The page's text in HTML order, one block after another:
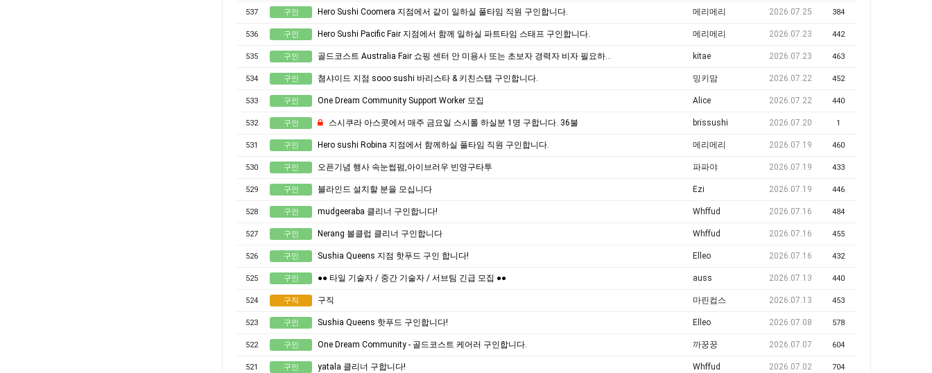
537 구인 Hero Sushi Coomera 지점에서 같이 일하실 풀타임 직원 구인합니다. 메리메리 2026.07.25 384
536 구인 Hero Sushi Pacific Fair 지점에서 함께 일하실 파트타임 스태프 구인합니다. 메리메리 2026.07.23 442
535 구인 골드코스트 Australia Fair 쇼핑 센터 안 미용사 또는 초보자 경력자 비자 필요하신분 kitae 2026.07.23 463
534 구인 쳠샤이드 지점 sooo sushi 바리스타 & 키친스탭 구인합니다. 밍키맘 2026.07.22 452
533 구인 One Dream Community Support Worker 모집 Alice 2026.07.22 440
532 구인 스시쿠라 아스콧에서 매주 금요일 스시롤 하실분 1명 구합니다. 36불 brissushi 2026.07.20 1
531 구인 Hero sushi Robina 지점에서 함께하실 풀타임 직원 구인합니다. 메리메리 2026.07.19 460
530 구인 오픈기념 행사 속눈썹펌,아이브러우 빈영구타투 파파야 2026.07.19 433
529 구인 블라인드 설치할 분을 모십니다 Ezi 2026.07.19 446
528 구인 mudgeeraba 클리너 구인합니다! Whffud 2026.07.16 484
527 구인 Nerang 볼클럽 클리너 구인합니다 Whffud 2026.07.16 455
526 구인 Sushia Queens 지점 핫푸드 구인 합니다! Elleo 2026.07.16 432
525 구인 ●● 타일 기술자 / 중간 기술자 / 서브팀 긴급 모집 ●● auss 2026.07.13 440
524 구직 구직 마린컵스 2026.07.13 453
523 구인 Sushia Queens 핫푸드 구인합니다! Elleo 2026.07.08 578
522 구인 One Dream Community - 골드코스트 케어러 구인합니다. 까꿍꿍 2026.07.07 604
521 구인 yatala 클리너 구합니다! Whffud 2026.07.02 704